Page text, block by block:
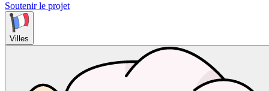
Soutenir le projet
Villes